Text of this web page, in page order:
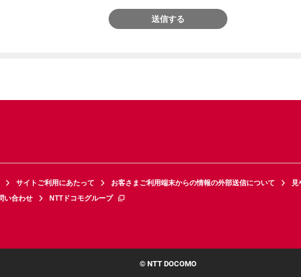
送信する
サイトご利用にあたって お客さまご利用端末からの情報の外部送信について
見
い合わせ NTTドコモグループ
© NTT DOCOMO